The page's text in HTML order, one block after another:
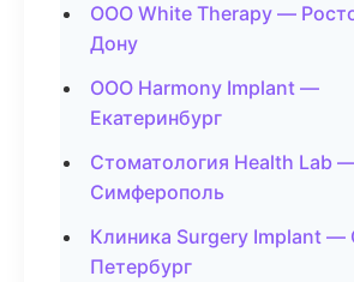
ООО White Therapy —
Дону
ООО Harmony Implant —
Екатеринбург
Стоматология Health Lab
Симферополь
Клиника Surgery Implant —
Петербург